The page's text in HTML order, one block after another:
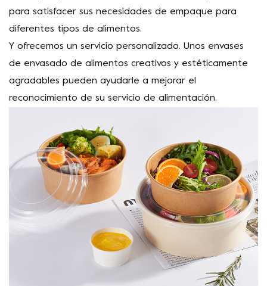
para satisfacer sus necesidades de empaque para
diferentes tipos de alimentos.
Y ofrecemos un servicio personalizado. Unos envases
de envasado de alimentos creativos y estéticamente
agradables pueden ayudarle a mejorar el
reconocimiento de su servicio de alimentación.